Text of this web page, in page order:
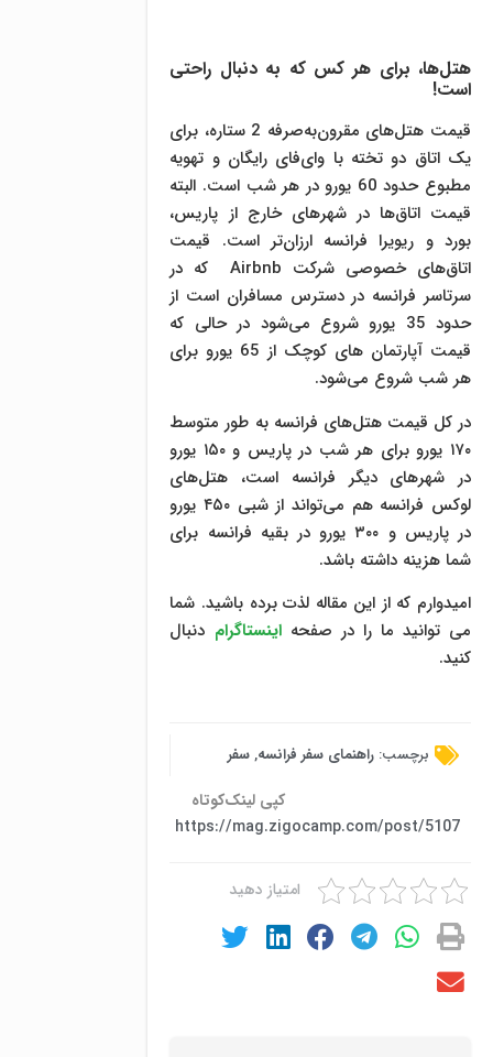
هتل‌ها، برای هر کس که به دنبال راحتی
است!
قیمت هتل‌های مقرون‌به‌صرفه 2 ستاره، برای
یک اتاق دو تخته با وای‌فای رایگان و تهویه
مطبوع حدود 60 یورو در هر شب است. البته
قیمت اتاق‌ها در شهرهای خارج از پاریس،
بورد و ریویرا فرانسه ارزان‌تر است. قیمت
اتاق‌های خصوصی شرکت Airbnb که در
سرتاسر فرانسه در دسترس مسافران است از
حدود 35 یورو شروع می‌شود در حالی که
قیمت آپارتمان های کوچک از 65 یورو برای
هر شب شروع می‌شود.
در کل قیمت هتل‌های فرانسه به طور متوسط
​​۱۷۰ یورو برای هر شب در پاریس و ۱۵۰ یورو
در شهرهای دیگر فرانسه است، هتل‌های
لوکس فرانسه هم می‌تواند از شبی ۴۵۰ یورو
در پاریس و ۳۰۰ یورو در بقیه فرانسه برای
شما هزینه داشته باشد.
امیدوارم که از این مقاله لذت برده باشید. شما
می توانید ما را در صفحهاینستاگرام دنبال
کنید.
برچسب: راهنمای سفر فرانسه,سفر
کپی لینک‌کوتاه
https://mag.zigocamp.com/post/5107
امتیاز دهید